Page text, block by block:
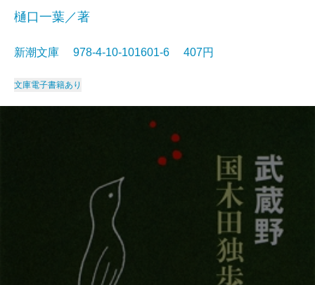
樋口一葉／著
新潮文庫 978-4-10-101601-6 407円
文庫電子書籍あり